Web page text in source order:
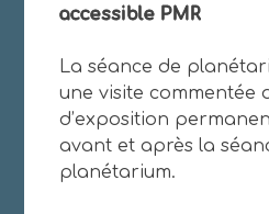
accessible PMR
La séance de
une visite commentée
d’exposition
avant et après la
planétarium.